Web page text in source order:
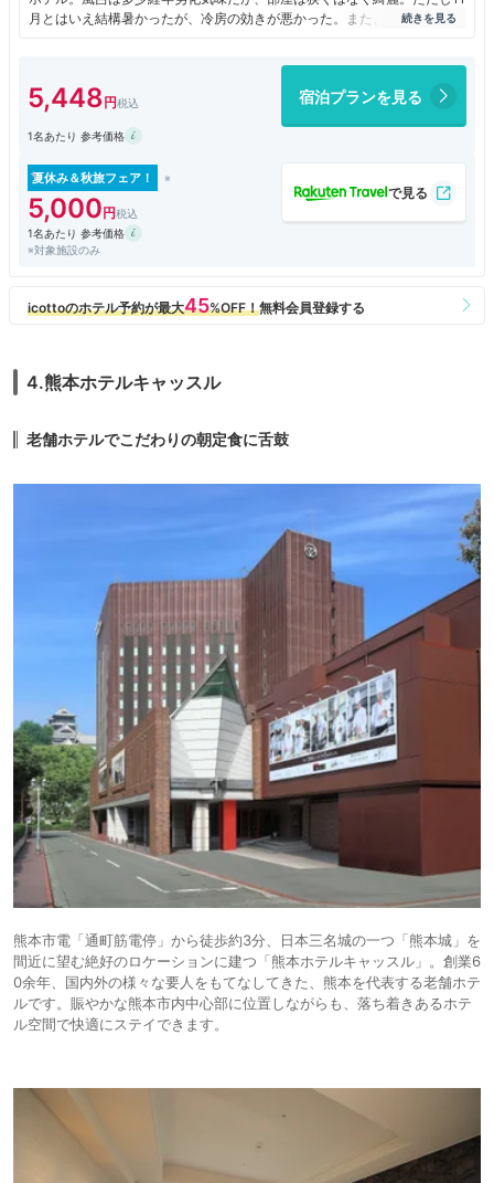
月とはいえ結構暑かったが、冷房の効きが悪かった。また、新市街からち
ょっと離れた立地なので、外が静かで良かった。このホテルチェーンは三
しい。
5,448 宿泊プランを見る
1名あたり 参考価格
夏休み＆秋旅フェア！
5,000
1名あたり 参考価格
※対象施設のみ
4.熊本ホテルキャッスル
老舗ホテルでこだわりの朝定食に舌鼓
熊本市電「通町筋電停」から徒歩約3分、日本三名城の一つ「熊本城」を
間近に望む絶好のロケーションに建つ「熊本ホテルキャッスル」。創業6
0余年、国内外の様々な要人をもてなしてきた、熊本を代表する老舗ホテ
ルです。賑やかな熊本市内中心部に位置しながらも、落ち着きあるホテ
ル空間で快適にステイできます。